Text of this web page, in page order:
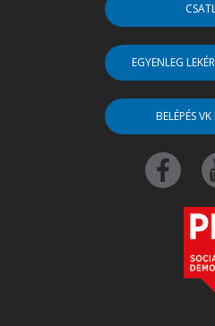
EGYENLEG
BELÉPÉS